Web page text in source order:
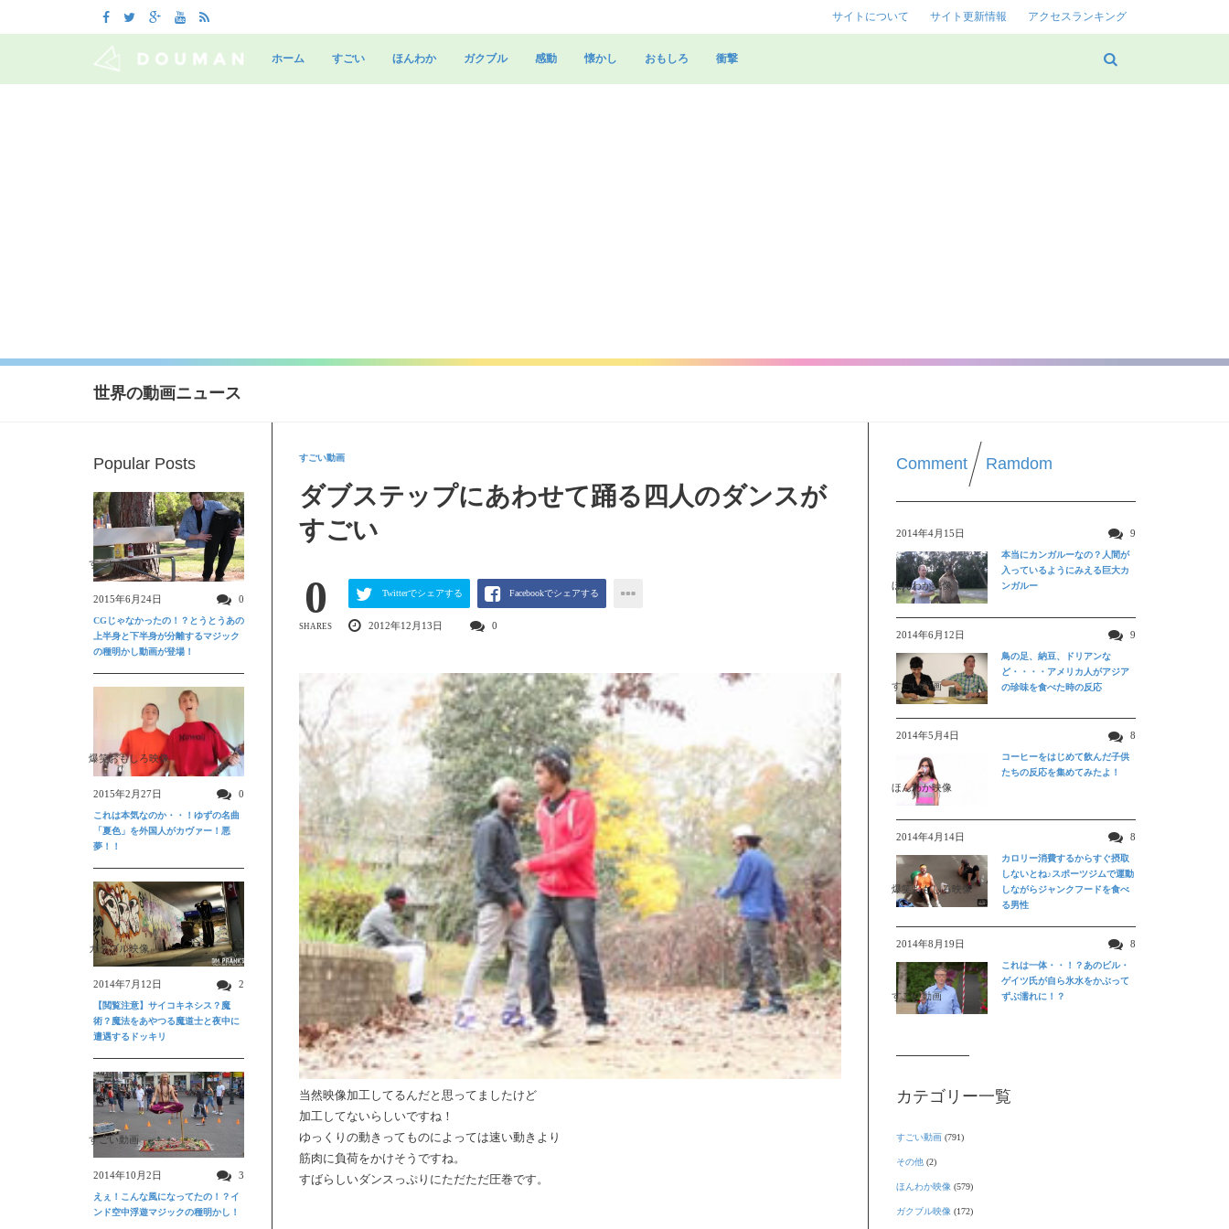
サイトについて サイト更新情報 アクセスランキング
to
ホーム すごい ほんわか ガクブル 感動 懐かし おもしろ 衝撃
世界の動画ニュース
すごい動画
ダブステップにあわせて踊る四人のダンスが
すごい
0
SHARES
Twitterでシェアする Facebookでシェアする
2012年12月13日 0
当然映像加工してるんだと思ってましたけど
加工してないらしいですね！
ゆっくりの動きってものによっては速い動きより
筋肉に負荷をかけそうですね。
すばらしいダンスっぷりにただただ圧巻です。
Comment Ramdom
2014年4月15日 9
ほんわか映像
本当にカンガルーなの？人間が
入っているようにみえる巨大カ
ンガルー
2014年6月12日 9
すごい動画
鳥の足、納豆、ドリアンな
ど・・・・アメリカ人がアジア
の珍味を食べた時の反応
2014年5月4日 8
ほんわか映像
コーヒーをはじめて飲んだ子供
たちの反応を集めてみたよ！
2014年4月14日 8
爆笑おもしろ映像
カロリー消費するからすぐ摂取
しないとね♪スポーツジムで運動
しながらジャンクフードを食べ
る男性
2014年8月19日 8
すごい動画
これは一体・・！？あのビル・
ゲイツ氏が自ら氷水をかぶって
ずぶ濡れに！？
カテゴリー一覧
すごい動画 (791)
その他 (2)
ほんわか映像 (579)
ガクブル映像 (172)
Popular Posts
すごい動画
2015年6月24日 0
CGじゃなかったの！？とうとうあの
上半身と下半身が分離するマジック
の種明かし動画が登場！
爆笑おもしろ映像
2015年2月27日 0
これは本気なのか・・！ゆずの名曲
「夏色」を外国人がカヴァー！悪
夢！！
ガクブル映像
2014年7月12日 2
【閲覧注意】サイコキネシス？魔
術？魔法をあやつる魔道士と夜中に
遭遇するドッキリ
すごい動画
2014年10月2日 3
えぇ！こんな風になってたの！？イ
ンド空中浮遊マジックの種明かし！